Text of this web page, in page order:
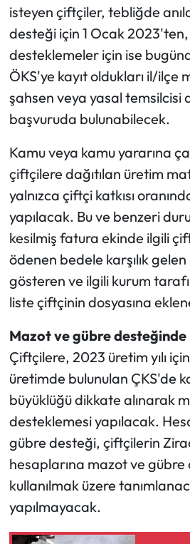
isteyen çiftçiler, tebliğde
desteği için 1 Ocak
desteklemeler için ise
ÖKS'ye kayıt oldukları il/ilçe
şahsen veya yasal temsilcisi
başvuruda bulunabilecek.
Kamu veya kamu yararına
çiftçilere dağıtılan üretim
yalnızca çiftçi katkısı
yapılacak. Bu ve benzeri
kesilmiş fatura ekinde ilgili
ödenen bedele karşılık
gösteren ve ilgili kurum
liste çiftçinin dosyasına
Mazot ve gübre
Çiftçilere, 2023 üretim yılı
üretimde bulunulan ÇKS'de
büyüklüğü dikkate alınarak
desteklemesi yapılacak.
gübre desteği, çiftçilerin
hesaplarına mazot ve gübre
kullanılmak üzere
yapılmayacak.